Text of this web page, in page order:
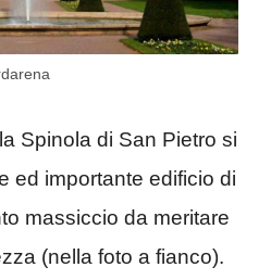
Spinola di San Pietro si
ed importante edificio di
massiccio da meritare
(nella foto a fianco).